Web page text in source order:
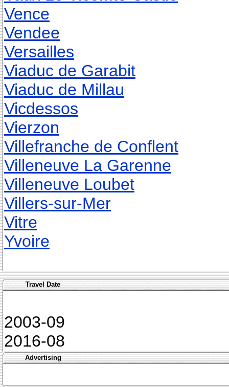
Vence
Vendee
Versailles
Viaduc de Garabit
Viaduc de Millau
Vicdessos
Vierzon
Villefranche de Conflent
Villeneuve La Garenne
Villeneuve Loubet
Villers-sur-Mer
Vitre
Yvoire
Travel Date
2003-09
2016-08
Advertising